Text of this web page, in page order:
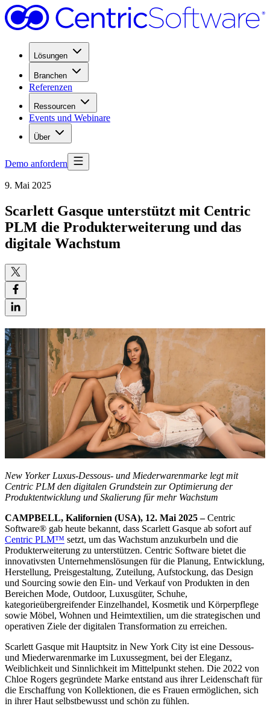
Lösungen
Branchen
Referenzen
Ressourcen
Events und Webinare
Über
Demo anfordern
9. Mai 2025
Scarlett Gasque unterstützt mit Centric
PLM die Produkterweiterung und das
digitale Wachstum
New Yorker Luxus-Dessous- und Miederwarenmarke legt mit
Centric PLM den digitalen Grundstein zur Optimierung der
Produktentwicklung und Skalierung für mehr Wachstum
CAMPBELL, Kalifornien (USA), 12. Mai 2025 –Centric
Software® gab heute bekannt, dass Scarlett Gasque ab sofort auf
Centric PLM™ setzt, um das Wachstum anzukurbeln und die
Produkterweiterung zu unterstützen. Centric Software bietet die
innovativsten Unternehmenslösungen für die Planung, Entwicklung,
Herstellung, Preisgestaltung, Zuteilung, Aufstockung, das Design
und Sourcing sowie den Ein- und Verkauf von Produkten in den
Bereichen Mode, Outdoor, Luxusgüter, Schuhe,
kategorieübergreifender Einzelhandel, Kosmetik und Körperpflege
sowie Möbel, Wohnen und Heimtextilien, um die strategischen und
operativen Ziele der digitalen Transformation zu erreichen.
Scarlett Gasque mit Hauptsitz in New York City ist eine Dessous-
und Miederwarenmarke im Luxussegment, bei der Eleganz,
Weiblichkeit und Sinnlichkeit im Mittelpunkt stehen. Die 2022 von
Chloe Rogers gegründete Marke entstand aus ihrer Leidenschaft für
die Erschaffung von Kollektionen, die es Frauen ermöglichen, sich
in ihrer Haut selbstbewusst und schön zu fühlen.